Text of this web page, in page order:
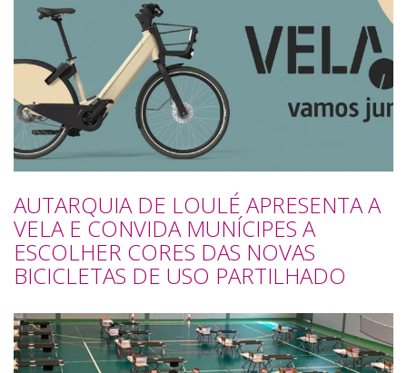
AUTARQUIA DE LOULÉ APRESENTA A
VELA E CONVIDA MUNÍCIPES A
ESCOLHER CORES DAS NOVAS
BICICLETAS DE USO PARTILHADO